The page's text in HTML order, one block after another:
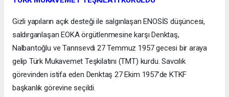
Gizli yapıların açık desteği ile salgınlaşan ENOSİS düşüncesi,
saldırganlaşan EOKA örgütlenmesine karşı Denktaş,
Nalbantoğlu ve Tanrısevdi 27 Temmuz 1957 gecesi bir araya
gelip Türk Mukavemet Teşkilatını (TMT) kurdu. Savcılık
görevinden istifa eden Denktaş 27 Ekim 1957’de KTKF
başkanlık görevine seçildi.